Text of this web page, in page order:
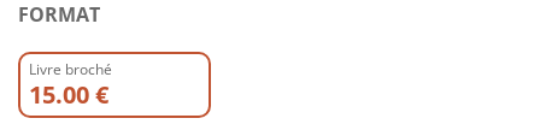
FORMAT
Livre broché
15.00 €